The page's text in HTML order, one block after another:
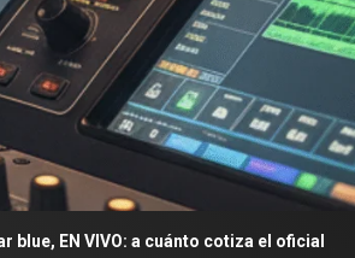
a cuánto cotiza el oficial y cuál es el